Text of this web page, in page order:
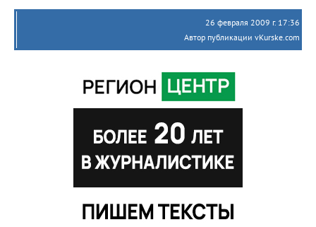
26 февраля 2009 г. 17:36
Автор публикации vKurske.com